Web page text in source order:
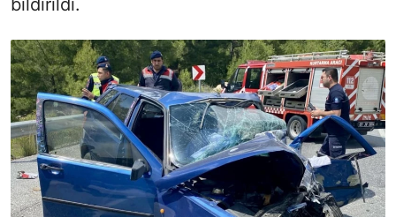
bildirildi.